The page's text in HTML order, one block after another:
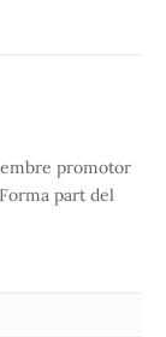
promotor
part del